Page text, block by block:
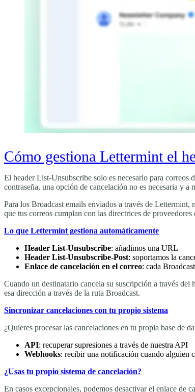
Cómo gestiona Lettermint el
El header List-Unsubscribe solo es necesario para correos
contraseña, una opción de cancelación no es necesaria y a
Para los Broadcast emails enviados a través de
que tus correos cumplan con las directrices de
Lo que Lettermint gestiona automáticamente
Header List-Unsubscribe: añadimos una URL
Header List-Unsubscribe-Post: soportamos la
Enlace de cancelación en el correo: cada
Cuando un destinatario cancela su suscripción a través
esa dirección a través de la ruta Broadcast.
Sincronizar cancelaciones con tu propio sistema
¿Quieres procesar las cancelaciones en tu propia base de
API: recuperar supresiones a través de nuestra API
Webhooks: recibir una notificación cuando alguien
¿Usas tu propio sistema de cancelación?
En casos excepcionales, podemos desactivar el enlace de